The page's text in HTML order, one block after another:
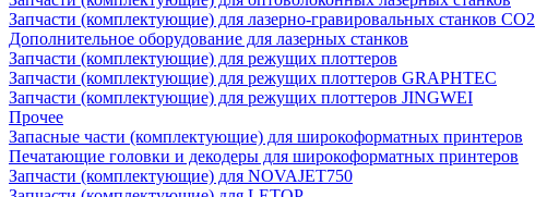
Запчасти (комплектующие) для лазерно-гравировальных станков CO2
Дополнительное оборудование для лазерных станков
Запчасти (комплектующие) для режущих плоттеров
Запчасти (комплектующие) для режущих плоттеров GRAPHTEC
Запчасти (комплектующие) для режущих плоттеров JINGWEI
Прочее
Запасные части (комплектующие) для широкоформатных принтеров
Печатающие головки и декодеры для широкоформатных принтеров
Запчасти (комплектующие) для NOVAJET750